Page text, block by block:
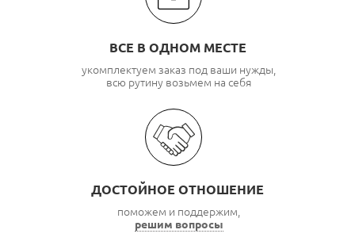
ВСЕ В ОДНОМ МЕСТЕ
укомплектуем заказ под ваши нужды,
всю рутину возьмем на себя
ДОСТОЙНОЕ ОТНОШЕНИЕ
поможем и поддержим,
решим вопросы